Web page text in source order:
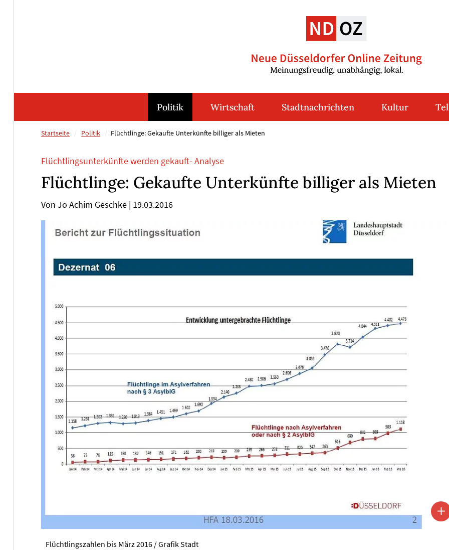
Politik Wirtschaft Stadtnachrichten Kultur
Startseite Politik Flüchtlinge: Gekaufte Unterkünfte billiger als Mieten
Flüchtlingsunterkünfte werden gekauft- Analyse
Flüchtlinge: Gekaufte Unterkünfte billiger als Mieten
Von Jo Achim Geschke | 19.03.2016
Flüchtlingszahlen bis März 2016 / Grafik Stadt